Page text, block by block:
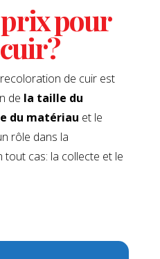
prix pour
de cuir est
de la taille du
du matériau et le
rôle dans la
tout cas: la collecte et le